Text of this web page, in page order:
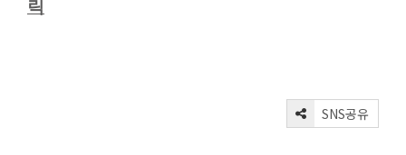
릭
SNS공유